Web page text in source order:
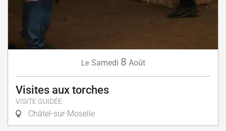
Le Samedi 8 Août
Visites aux torches
VISITE GUIDÉE
Châtel-sur-Moselle